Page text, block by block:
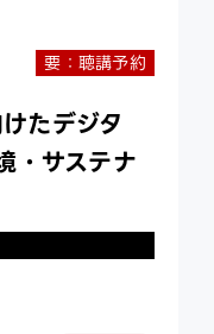
要：聴講予約
たデジタ
・サステナ